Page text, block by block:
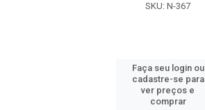
SKU: N-367
Faça seu login ou
cadastre-se para
ver preços e
comprar